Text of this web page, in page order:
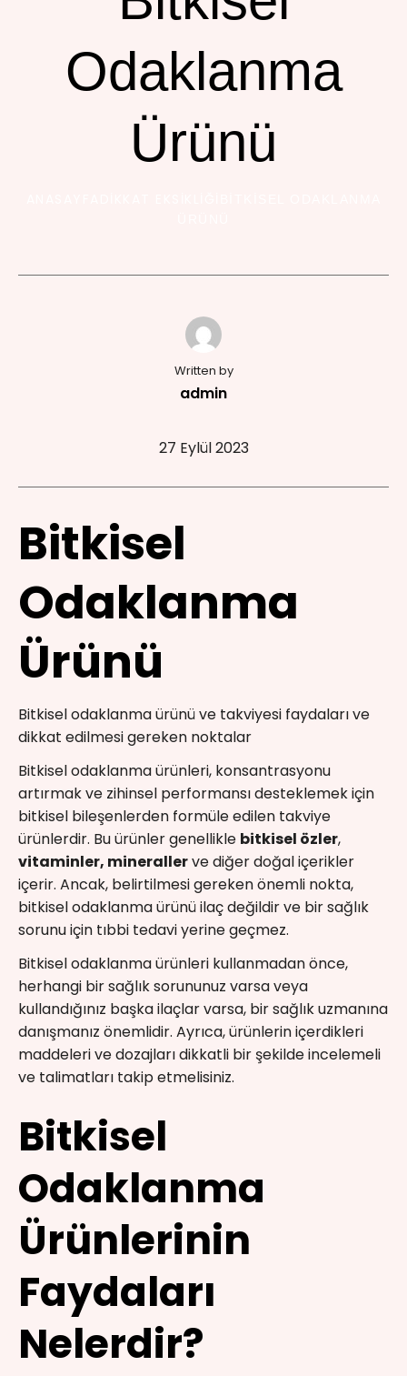
Odaklanma
Ürünü
Written by
admin
27 Eylül 2023
Bitkisel
Odaklanma
Ürünü
Bitkisel odaklanma ürünü ve takviyesi faydaları ve
dikkat edilmesi gereken noktalar
Bitkisel odaklanma ürünleri, konsantrasyonu
artırmak ve zihinsel performansı desteklemek için
bitkisel bileşenlerden formüle edilen takviye
ürünlerdir. Bu ürünler genellikle bitkisel özler,
vitaminler, minerallerve diğer doğal içerikler
içerir. Ancak, belirtilmesi gereken önemli nokta,
bitkisel odaklanma ürünü ilaç değildir ve bir sağlık
sorunu için tıbbi tedavi yerine geçmez.
Bitkisel odaklanma ürünleri kullanmadan önce,
herhangi bir sağlık sorununuz varsa veya
kullandığınız başka ilaçlar varsa, bir sağlık uzmanına
danışmanız önemlidir. Ayrıca, ürünlerin içerdikleri
maddeleri ve dozajları dikkatli bir şekilde incelemeli
ve talimatları takip etmelisiniz.
Bitkisel
Odaklanma
Ürünlerinin
Faydaları
Nelerdir?